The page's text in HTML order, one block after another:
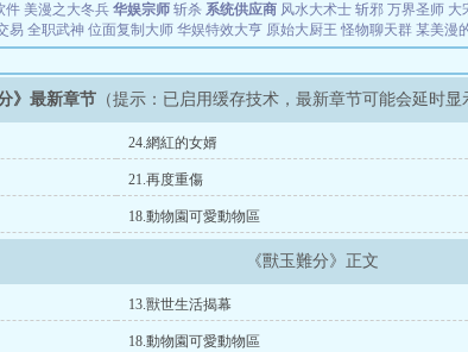
件 美漫之大冬兵 华娱宗师 斩杀 系统供应商 风水大术士 斩邪 万界圣师 大
易 全职武神 位面复制大师 华娱特效大亨 原始大厨王 怪物聊天群 某美漫
》最新章节 （提示：已启用缓存技术，最新章节可能会延时
24.網紅的女婿
21.再度重傷
18.動物園可愛動物區
《獸玉難分》正文
13.獸世生活揭幕
18.動物園可愛動物區